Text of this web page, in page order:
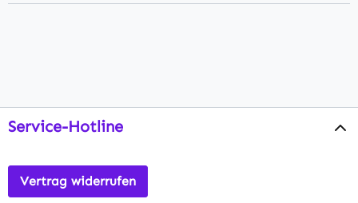
Service-Hotline
Vertrag widerrufen